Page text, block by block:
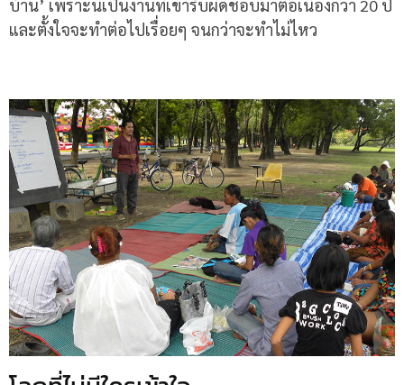
บ้าน’ เพราะนี่เป็นงานที่เขารับผิดชอบมาต่อเนื่องกว่า 20 ปี
และตั้งใจจะทำต่อไปเรื่อยๆ จนกว่าจะทำไม่ไหว